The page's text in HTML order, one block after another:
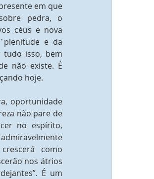
em que
pedra, o
céus e nova
e da
tudo isso, bem
não existe. É
hoje.
oportunidade
não pare de
no espírito,
como
nos átrios
É um